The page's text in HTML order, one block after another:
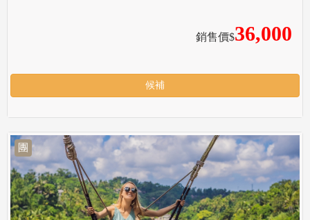
銷售價$36,000
候補
團